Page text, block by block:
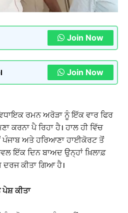
Join Now
Join Now
ਰਮਨ ਅਰੋੜਾ ਨੂੰ ਇੱਕ ਵਾਰ ਫਿਰ
ਕਰਨਾ ਪੈ ਰਿਹਾ ਹੈ। ਹਾਲ ਹੀ ਵਿੱਚ
ਪੰਜਾਬ ਅਤੇ ਹਰਿਆਣਾ ਹਾਈਕੋਰਟ ਤੋਂ
ਇੱਕ ਦਿਨ ਬਾਅਦ ਉਨ੍ਹਾਂ ਖ਼ਿਲਾਫ਼
ਦਰਜ ਕੀਤਾ ਗਿਆ ਹੈ।
ਕੀਤਾ